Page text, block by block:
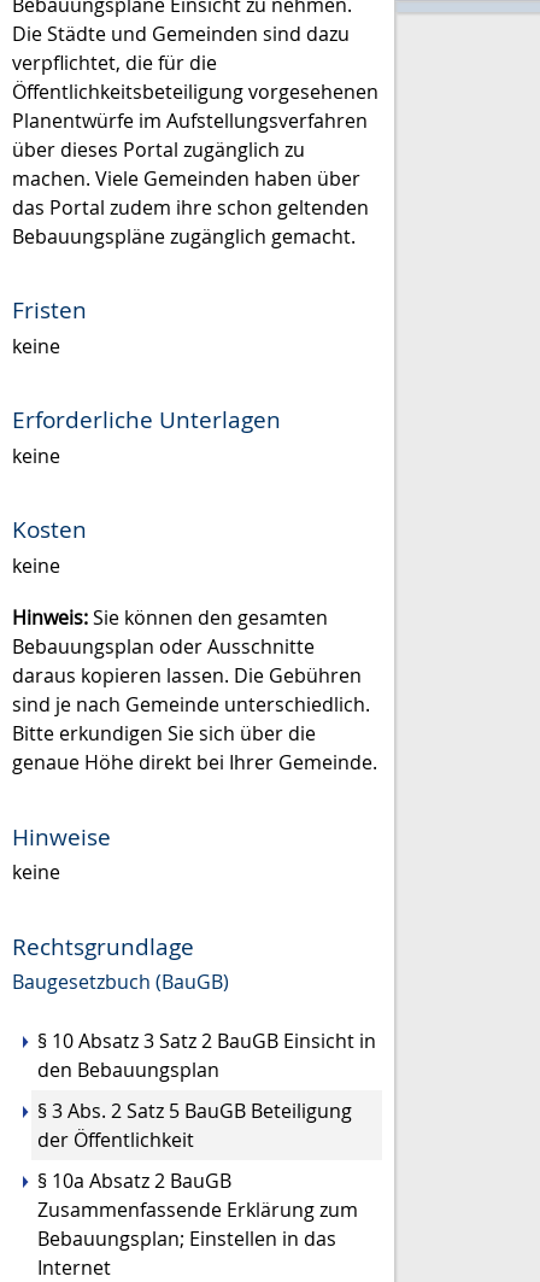
Die Städte und Gemeinden sind dazu
verpflichtet, die für die
Öffentlichkeitsbeteiligung vorgesehenen
Planentwürfe im Aufstellungsverfahren
über dieses Portal zugänglich zu
machen. Viele Gemeinden haben über
das Portal zudem ihre schon geltenden
Bebauungspläne zugänglich gemacht.
Fristen
keine
Erforderliche Unterlagen
keine
Kosten
keine
Hinweis:Sie können den gesamten
Bebauungsplan oder Ausschnitte
daraus kopieren lassen. Die Gebühren
sind je nach Gemeinde unterschiedlich.
Bitte erkundigen Sie sich über die
genaue Höhe direkt bei Ihrer Gemeinde.
Hinweise
keine
Rechtsgrundlage
Baugesetzbuch (BauGB)
§ 10 Absatz 3 Satz 2 BauGB Einsicht in
den Bebauungsplan
§ 3 Abs. 2 Satz 5 BauGB Beteiligung
der Öffentlichkeit
§ 10a Absatz 2 BauGB
Zusammenfassende Erklärung zum
Bebauungsplan; Einstellen in das
Internet